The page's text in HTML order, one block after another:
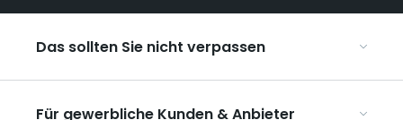
Das sollten Sie nicht verpassen